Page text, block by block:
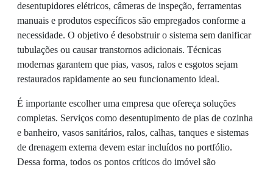
desentupidores elétricos, câmeras de inspeção, ferramentas
manuais e produtos específicos são empregados conforme a
necessidade. O objetivo é desobstruir o sistema sem danificar
tubulações ou causar transtornos adicionais. Técnicas
modernas garantem que pias, vasos, ralos e esgotos sejam
restaurados rapidamente ao seu funcionamento ideal.
É importante escolher uma empresa que ofereça soluções
completas. Serviços como desentupimento de pias de cozinha
e banheiro, vasos sanitários, ralos, calhas, tanques e sistemas
de drenagem externa devem estar incluídos no portfólio.
Dessa forma, todos os pontos críticos do imóvel são